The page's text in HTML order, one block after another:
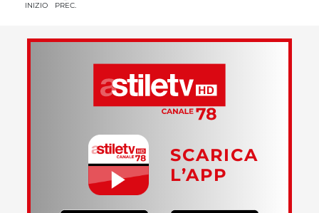
INIZIO PREC.
SCARICA
L’APP